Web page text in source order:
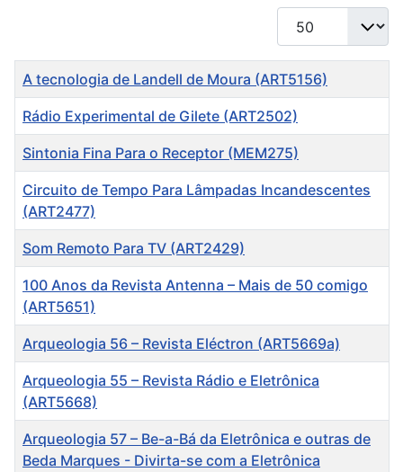
Mostrar #
Título
A tecnologia de Landell de Moura (ART5156)
Rádio Experimental de Gilete (ART2502)
Sintonia Fina Para o Receptor (MEM275)
Circuito de Tempo Para Lâmpadas Incandescentes
(ART2477)
Som Remoto Para TV (ART2429)
100 Anos da Revista Antenna – Mais de 50 comigo
(ART5651)
Arqueologia 56 – Revista Eléctron (ART5669a)
Arqueologia 55 – Revista Rádio e Eletrônica
(ART5668)
Arqueologia 57 – Be-a-Bá da Eletrônica e outras de
Beda Marques - Divirta-se com a Eletrônica